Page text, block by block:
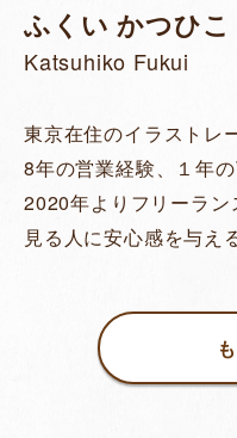
ふくい かつひこ
Katsuhiko Fukui
東京在住のイラストレ
8年の営業経験、１年
2020年よりフリーラン
見る人に安心感を与え